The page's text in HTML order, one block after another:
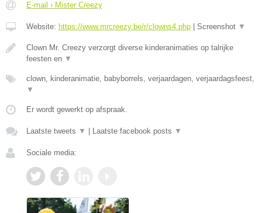
E-mail › Mister Creezy
Website: https://www.mrcreezy.be/r/clowns4.php Screenshot ▼
Clown Mr. Creezy verzorgt diverse kinderanimaties op talrijke
feesten en ▼
clown, kinderanimatie, babyborrels, verjaardagen, verjaardagsfeest,
▼
Er wordt gewerkt op afspraak.
Laatste tweets ▼ Laatste facebook posts ▼
Sociale media: